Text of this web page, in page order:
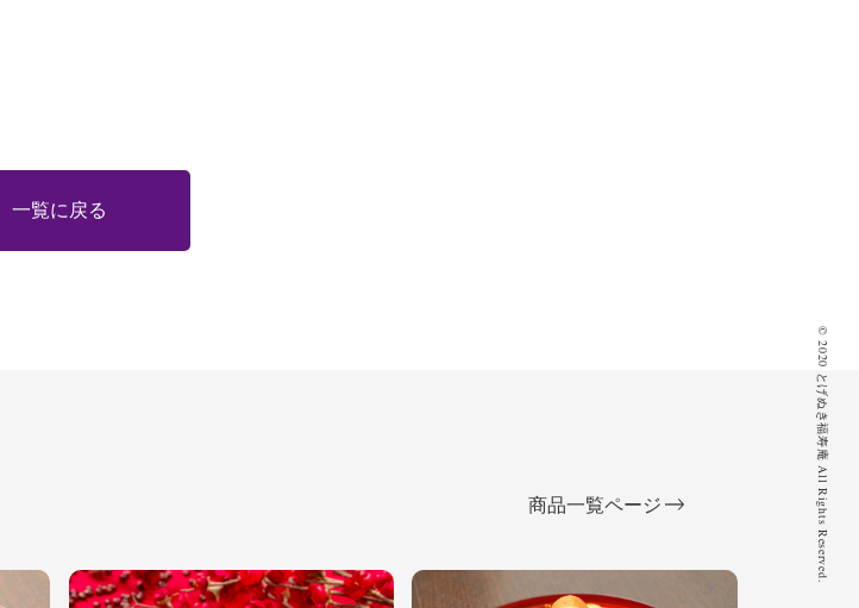
© 2020 とげぬき福寿庵 All Rights Reserved.
一覧に戻る
商品一覧ページ